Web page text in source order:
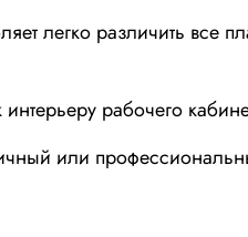
легко различить
рабочего
или